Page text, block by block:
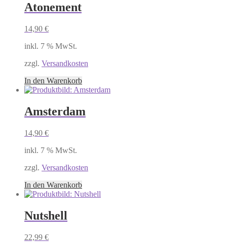
Atonement
14,90 €
inkl. 7 % MwSt.
zzgl. Versandkosten
In den Warenkorb
Amsterdam
14,90 €
inkl. 7 % MwSt.
zzgl. Versandkosten
In den Warenkorb
Nutshell
22,99 €